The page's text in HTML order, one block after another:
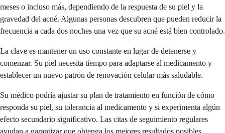
meses o incluso más, dependiendo de la respuesta de su piel y la
gravedad del acné. Algunas personas descubren que pueden reducir la
frecuencia a cada dos noches una vez que su acné está bien controlado.
La clave es mantener un uso constante en lugar de detenerse y
comenzar. Su piel necesita tiempo para adaptarse al medicamento y
establecer un nuevo patrón de renovación celular más saludable.
Su médico podría ajustar su plan de tratamiento en función de cómo
responda su piel, su tolerancia al medicamento y si experimenta algún
efecto secundario significativo. Las citas de seguimiento regulares